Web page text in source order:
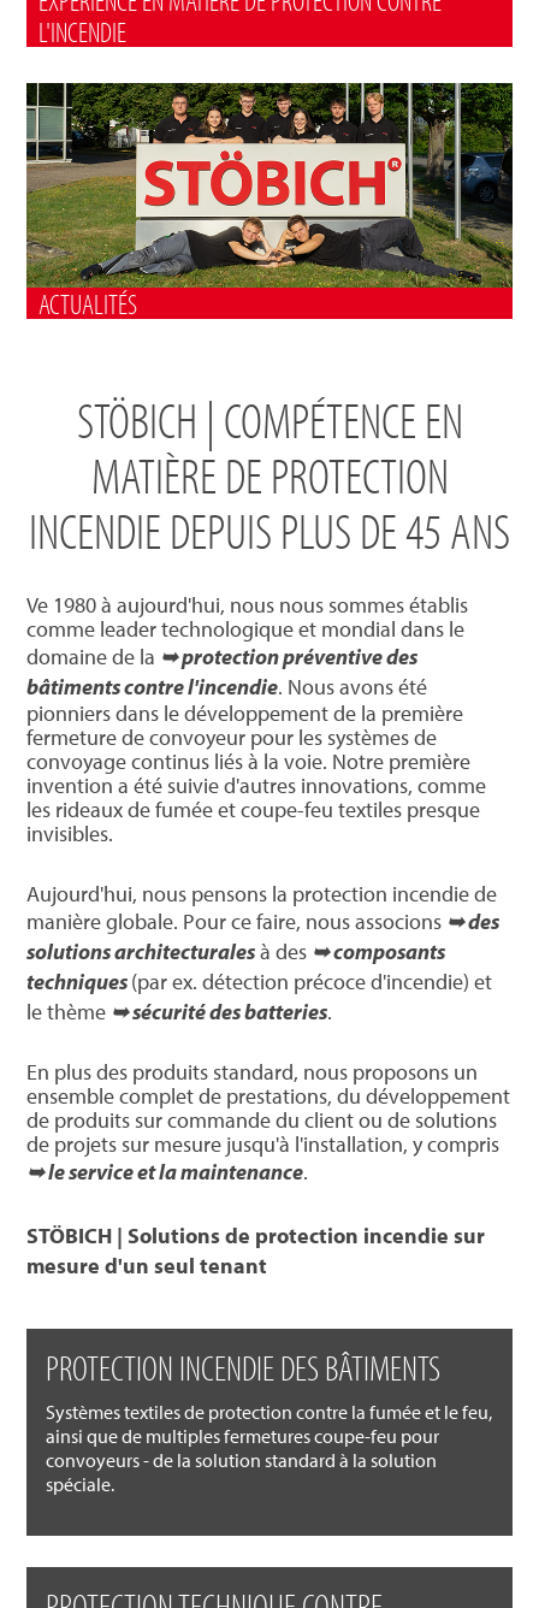
L'INCENDIE
ACTUALITÉS
STÖBICH | COMPÉTENCE EN
MATIÈRE DE PROTECTION
INCENDIE DEPUIS PLUS DE 45 ANS
Ve 1980 à aujourd'hui, nous nous sommes établis
comme leader technologique et mondial dans le
domaine de la ➥ protection préventive des
bâtiments contre l'incendie. Nous avons été
pionniers dans le développement de la première
fermeture de convoyeur pour les systèmes de
convoyage continus liés à la voie. Notre première
invention a été suivie d'autres innovations, comme
les rideaux de fumée et coupe-feu textiles presque
invisibles.
Aujourd'hui, nous pensons la protection incendie de
manière globale. Pour ce faire, nous associons ➥ des
solutions architecturalesà des ➥ composants
techniques(par ex. détection précoce d'incendie) et
le thème ➥ sécurité des batteries.
En plus des produits standard, nous proposons un
ensemble complet de prestations, du développement
de produits sur commande du client ou de solutions
de projets sur mesure jusqu'à l'installation, y compris
➥ le service et la maintenance.
STÖBICH | Solutions de protection incendie sur
mesure d'un seul tenant
PROTECTION INCENDIE DES BÂTIMENTS
Systèmes textiles de protection contre la fumée et le feu,
ainsi que de multiples fermetures coupe-feu pour
convoyeurs - de la solution standard à la solution
spéciale.